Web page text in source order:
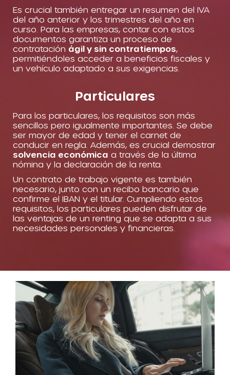
Es crucial también entregar un resumen del IVA
del año anterior y los trimestres del año en
curso. Para las empresas, contar con estos
documentos garantiza un proceso de
contratación ágil y sin contratiempos,
permitiéndoles acceder a beneficios fiscales y
un vehículo adaptado a sus exigencias.
Particulares
Para los particulares, los requisitos son más
sencillos pero igualmente importantes. Se debe
ser mayor de edad y tener el carnet de
conducir en regla. Además, es crucial demostrar
solvencia económica a través de la última
nómina y la declaración de la renta.
Un contrato de trabajo vigente es también
necesario, junto con un recibo bancario que
confirme el IBAN y el titular. Cumpliendo estos
requisitos, los particulares pueden disfrutar de
las ventajas de un renting que se adapta a sus
necesidades personales y financieras.